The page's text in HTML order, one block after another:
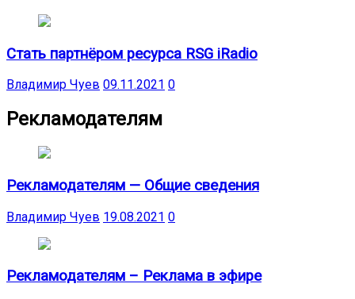
Стать партнёром ресурса RSG iRadio
Владимир Чуев 09.11.2021 0
Рекламодателям
Рекламодателям — Общие сведения
Владимир Чуев 19.08.2021 0
Рекламодателям – Реклама в эфире